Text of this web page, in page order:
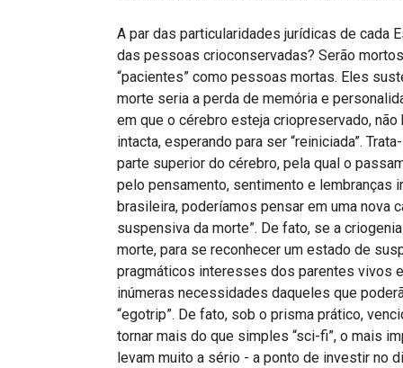
A par das particularidades jurídicas de cada
das pessoas crioconservadas? Serão
“pacientes” como pessoas mortas. Eles
morte seria a perda de memória e
em que o cérebro esteja criopreservado,
intacta, esperando para ser “reiniciada”.
parte superior do cérebro, pela qual o
pelo pensamento, sentimento e lembranças
brasileira, poderíamos pensar em uma nova
suspensiva da morte”. De fato, se a
morte, para se reconhecer um estado de
pragmáticos interesses dos parentes vivos
inúmeras necessidades daqueles que
“egotrip”. De fato, sob o prisma prático,
tornar mais do que simples “sci-fi”, o mais
levam muito a sério - a ponto de investir no